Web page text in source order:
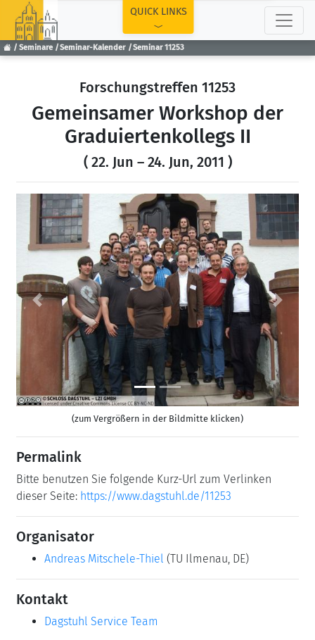
Seminare Seminar-Kalender Seminar 11253
QUICK LINKS
Forschungstreffen 11253
Gemeinsamer Workshop der
Graduiertenkollegs II
( 22. Jun – 24. Jun, 2011 )
Previous Next
(zum Vergrößern in der Bildmitte klicken)
Permalink
Bitte benutzen Sie folgende Kurz-Url zum Verlinken
dieser Seite: https://www.dagstuhl.de/11253
Organisator
Andreas Mitschele-Thiel (TU Ilmenau, DE)
Kontakt
Dagstuhl Service Team